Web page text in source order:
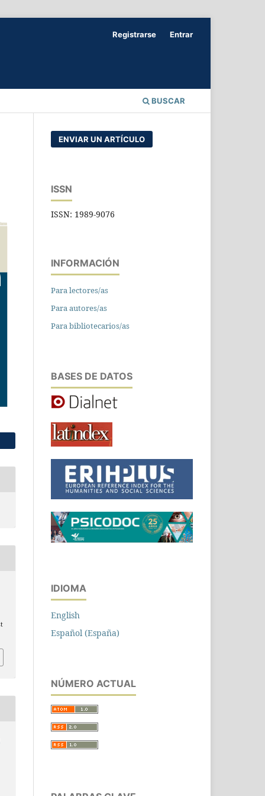
BUSCAR
Registrarse Entrar
ENVIAR UN ARTÍCULO
ISSN
ISSN: 1989-9076
INFORMACIÓN
Para lectores/as
Para autores/as
Para bibliotecarios/as
BASES DE DATOS
IDIOMA
English
Español (España)
NÚMERO ACTUAL